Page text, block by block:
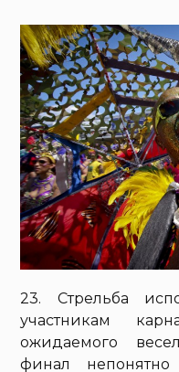
23. Стрельба
участникам
ожидаемого
финал